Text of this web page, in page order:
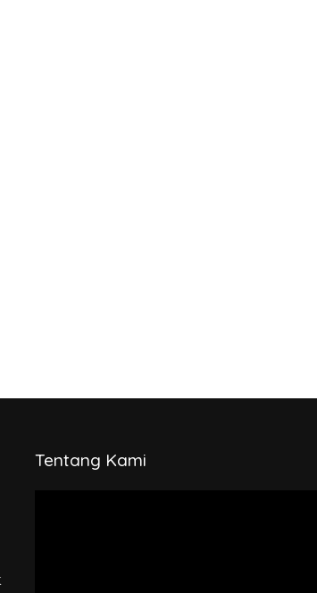
Tentang Kami